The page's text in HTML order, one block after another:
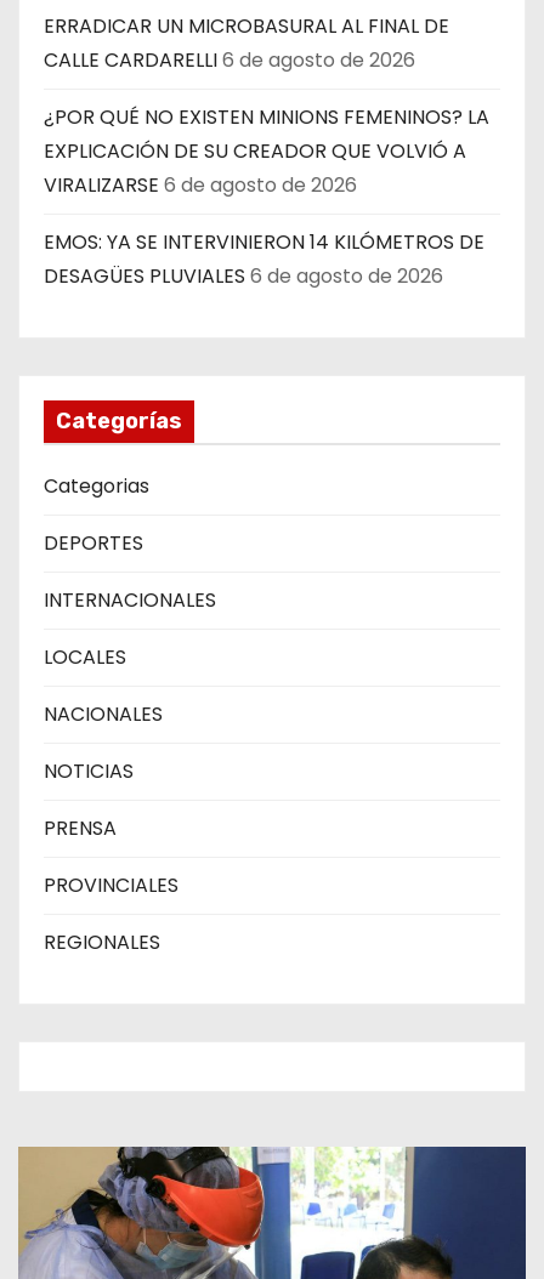
ERRADICAR UN MICROBASURAL AL FINAL DE
CALLE CARDARELLI6 de agosto de 2026
¿POR QUÉ NO EXISTEN MINIONS FEMENINOS? LA
EXPLICACIÓN DE SU CREADOR QUE VOLVIÓ A
VIRALIZARSE 6 de agosto de 2026
EMOS: YA SE INTERVINIERON 14 KILÓMETROS DE
DESAGÜES PLUVIALES 6 de agosto de 2026
Categorías
Categorias
DEPORTES
INTERNACIONALES
LOCALES
NACIONALES
NOTICIAS
PRENSA
PROVINCIALES
REGIONALES